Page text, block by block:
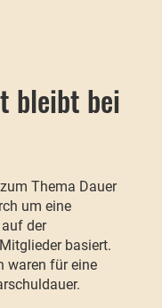
bleibt bei
Thema Dauer
um eine
der
basiert.
waren für eine